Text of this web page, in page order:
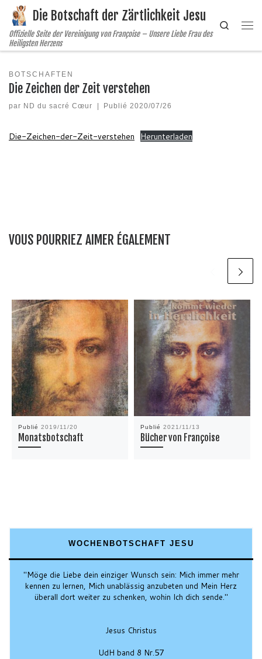
Skip to content
Die Botschaft der Zärtlichkeit Jesu
Offizielle Seite der Vereinigung von Françoise – Unsere Liebe Frau des
Heiligsten Herzens
Search
BOTSCHAFTEN
Die Zeichen der Zeit verstehen
par ND du sacré Cœur Publié2020/07/26
Die-Zeichen-der-Zeit-verstehen Herunterladen
VOUS POURRIEZ AIMER ÉGALEMENT
Publié2019/11/20
Monatsbotschaft
Publié2021/11/13
Bücher von Françoise
WOCHENBOTSCHAFT JESU
"Möge die Liebe dein einziger Wunsch sein: Mich immer mehr
kennen zu lernen, Mich unablässig anzubeten und Mein Herz
überall dort weiter zu schenken, wohin Ich dich sende."
Jesus Christus
UdH band 8 Nr.57